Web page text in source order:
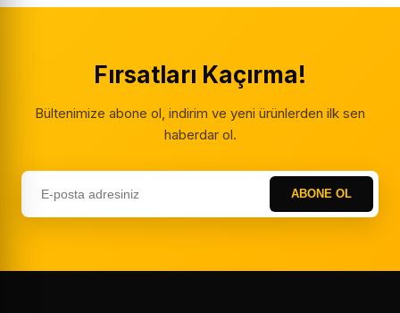
Fırsatları Kaçırma!
Bültenimize abone ol, indirim ve yeni ürünlerden ilk sen
haberdar ol.
ABONE OL